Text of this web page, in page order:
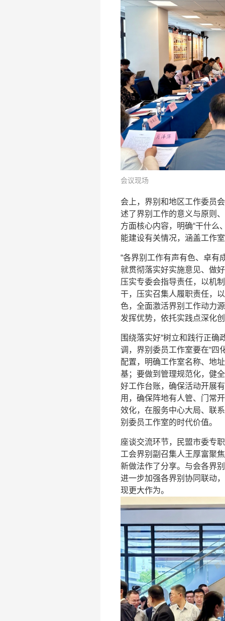
会议现场
会上，界别和地区工作委员
述了界别工作的意义与原则
方面核心内容，明确“干什么
能建设有关情况，涵盖工作
“各界别工作有声有色、卓有
就贯彻落实好实施意见、做
压实专委会指导责任，以机
干，压实召集人履职责任，
色，全面激活界别工作动力
发挥优势，依托实践点深化
围绕落实好“树立和践行正确
调，界别委员工作室要在“四
配置，明确工作室名称、地
基；要做到管理规范化，健
好工作台账，确保活动开展
用，确保阵地有人管、门常
效化，在服务中心大局、联
别委员工作室的时代价值。
座谈交流环节，民盟市委专
工会界别副召集人王厚富聚
新做法作了分享。与会各界
进一步加强各界别协同联动
现更大作为。